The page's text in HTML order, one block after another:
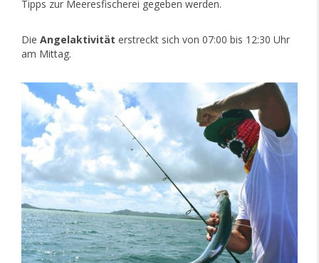
Tipps zur Meeresfischerei gegeben werden.
Die Angelaktivität erstreckt sich von 07:00 bis 12:30 Uhr
am Mittag.